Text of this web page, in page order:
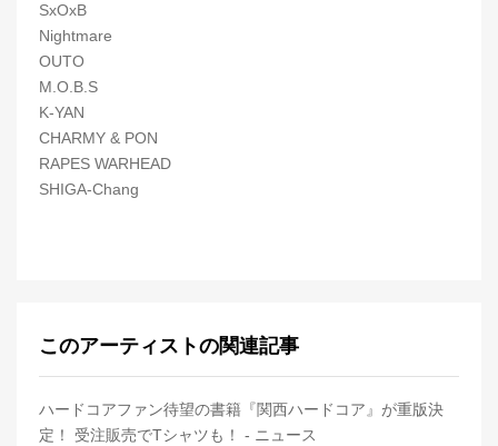
SxOxB
Nightmare
OUTO
M.O.B.S
K-YAN
CHARMY & PON
RAPES WARHEAD
SHIGA-Chang
このアーティストの関連記事
ハードコアファン待望の書籍『関西ハードコア』が重版決
定！ 受注販売でTシャツも！ - ニュース